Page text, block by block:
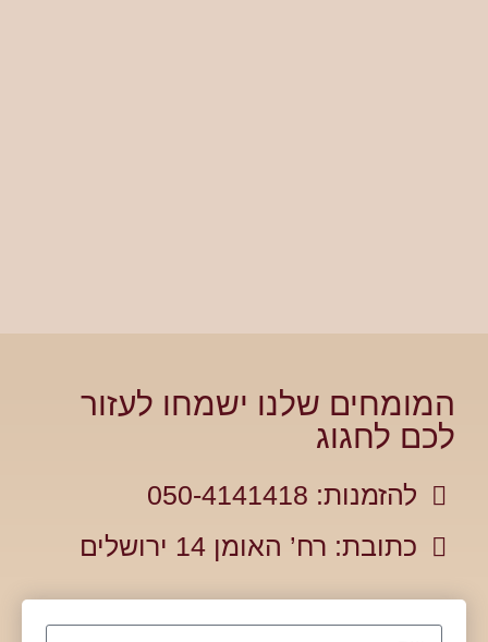
המומחים שלנו ישמחו לעזור
לכם לחגוג
להזמנות: 050-4141418
כתובת: רח’ האומן 14 ירושלים